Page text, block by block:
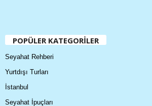
POPÜLER KATEGORİLER
Seyahat Rehberi
Yurtdışı Turları
İstanbul
Seyahat İpuçları